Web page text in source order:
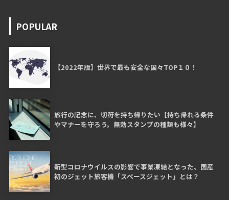
POPULAR
【2022年版】世界で最も安全な国々TOP１０！
旅行の記念に、切符を持ち帰りたい【持ち帰れる条件
やマナーを守ろう。無効スタンプの種類も様々】
新型コロナウイルスの影響で事業凍結となった、国産
初のジェット旅客機「スペースジェット」とは？